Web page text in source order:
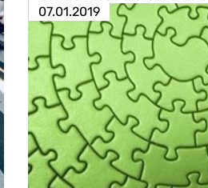
07.01.2019